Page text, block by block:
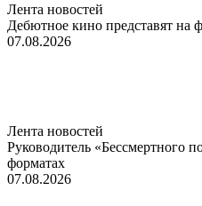
Лента новостей
Дебютное кино представят на
07.08.2026
Лента новостей
Руководитель «Бессмертного
форматах
07.08.2026